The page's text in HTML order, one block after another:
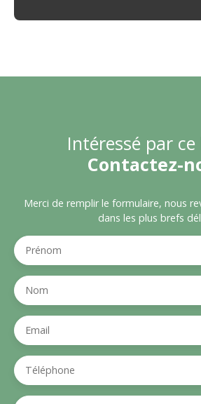
Intéressé par ce
Contactez-
Merci de remplir le formulaire, nous
dans les plus brefs
Prénom
Nom
Email
Téléphone